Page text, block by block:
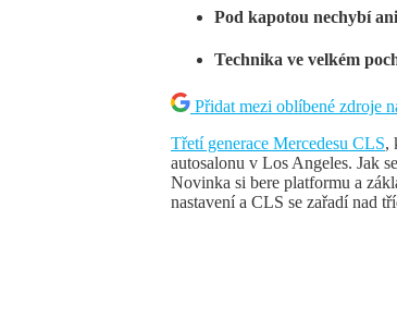
Pod kapotou nechybí
Technika ve velkém
Přidat mezi oblíbené zdroje
Třetí generace Mercedesu CLS,
autosalonu v Los Angeles. Jak
Novinka si bere platformu a
nastavení a CLS se zařadí nad